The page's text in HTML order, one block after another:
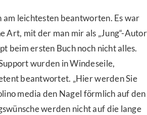
am leichtesten beantworten. Es war
Art, mit der man mir als „Jung“-Autor
beim ersten Buch noch nicht alles.
wurden in Windeseile,
beantwortet. „Hier werden Sie
media den Nagel förmlich auf den
werden nicht auf die lange